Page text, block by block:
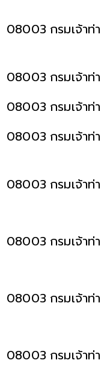
08003 กรมเจ้าท่า
08003 กรมเจ้าท่า
08003 กรมเจ้าท่า
08003 กรมเจ้าท่า
08003 กรมเจ้าท่า
08003 กรมเจ้าท่า
08003 กรมเจ้าท่า
08003 กรมเจ้าท่า